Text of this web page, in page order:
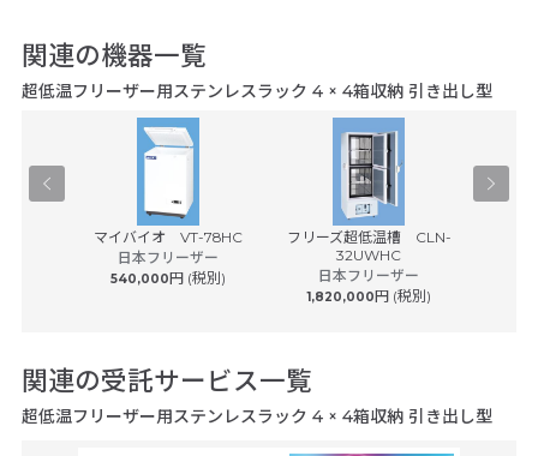
関連の機器一覧
超低温フリーザー用ステンレスラック 4 × 4箱収納 引き出し型
マイバイオ VT-78HC
日本フリーザー
540,000円 (税別)
フリーズ超低温槽 CLN-
32UWHC
日本フリーザー
1,820,000円 (税別)
関連の受託サービス一覧
超低温フリーザー用ステンレスラック 4 × 4箱収納 引き出し型